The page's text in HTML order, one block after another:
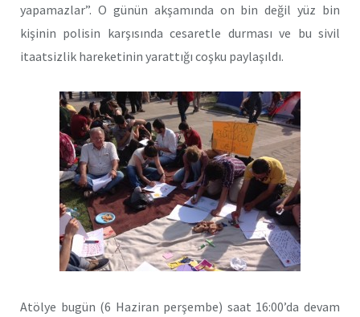
yapamazlar”. O günün akşamında on bin değil yüz bin
kişinin polisin karşısında cesaretle durması ve bu sivil
itaatsizlik hareketinin yarattığı coşku paylaşıldı.
Atölye bugün (6 Haziran perşembe) saat 16:00’da devam